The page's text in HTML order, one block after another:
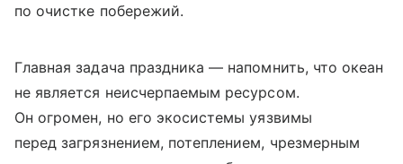
по очистке побережий.
Главная задача праздника — напомнить, что океан
не является неисчерпаемым ресурсом.
Он огромен, но его экосистемы уязвимы
перед загрязнением, потеплением, чрезмерным